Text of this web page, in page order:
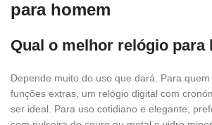
para homem
Qual o melhor relógio para
Depende muito do uso que dará. Para
funções extras, um relógio digital com
ser ideal. Para uso cotidiano e elegante,